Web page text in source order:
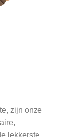
zijn onze
lekkerste